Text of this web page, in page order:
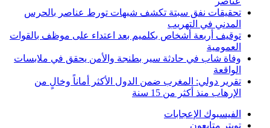
تحقيقات نفق سبتة تكشف شبهات تورط عناصر بالحرس
المدني في التهريب
توقيف أربعة أشخاص بكلميم بعد اعتداء على موظف بالقوات
العمومية
وفاة شاب في حادثة سير بطنجة والأمن يحقق في ملابسات
الواقعة
تقرير دولي: المغرب ضمن الدول الأكثر أماناً وخالٍ من
الإرهاب منذ أكثر من 15 سنة
الفيسبوك الإعجابات
تويتر
متابعون